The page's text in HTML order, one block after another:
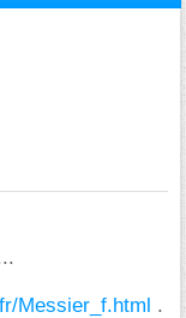
Messier_f.html .